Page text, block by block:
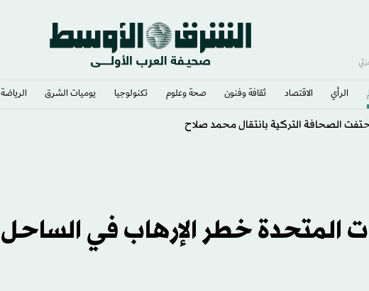
الرأي الاقتصاد ثقافة وفنون صحة وعلوم تكنولوجيا يوميات الشرق​ الرياضة
المرشح الرئاسي أتال
المتحدة خطر الإرهاب في الساحل